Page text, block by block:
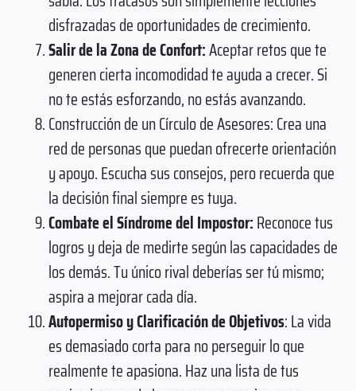
disfrazadas de oportunidades de crecimiento.
Salir de la Zona de Confort:Aceptar retos que te
generen cierta incomodidad te ayuda a crecer. Si
no te estás esforzando, no estás avanzando.
Construcción de un Círculo de Asesores: Crea una
red de personas que puedan ofrecerte orientación
y apoyo. Escucha sus consejos, pero recuerda que
la decisión final siempre es tuya.
Combate el Síndrome del Impostor:Reconoce tus
logros y deja de medirte según las capacidades de
los demás. Tu único rival deberías ser tú mismo;
aspira a mejorar cada día.
Autopermiso y Clarificación de Objetivos: La vida
es demasiado corta para no perseguir lo que
realmente te apasiona. Haz una lista de tus